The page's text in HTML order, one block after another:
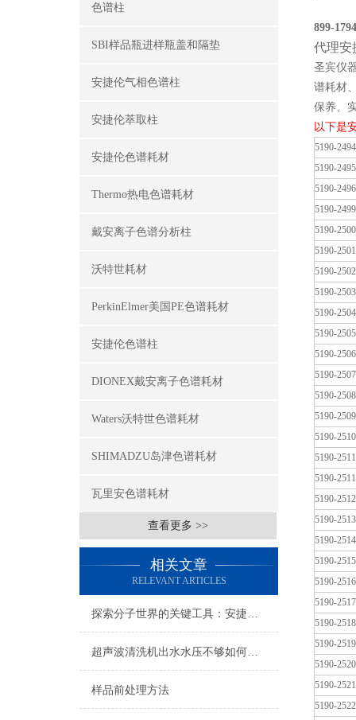
色谱柱
SBI样品瓶进样瓶盖和隔垫
安捷伦气相色谱柱
安捷伦萃取柱
安捷伦色谱耗材
Thermo热电色谱耗材
戴安离子色谱分析柱
沃特世耗材
PerkinElmer美国PE色谱耗材
安捷伦色谱柱
DIONEX戴安离子色谱耗材
Waters沃特世色谱耗材
SHIMADZU岛津色谱耗材
瓦里安色谱耗材
查看更多 >>
相关文章
RELEVANT ARTICLES
探索分子世界的关键工具：安捷伦色谱柱的技术优势与应用
超声波清洗机出水水压不够如何排查
样品前处理方法
899-
代理安
圣宾仪
谱耗材
保养、
以下是
5190-2494
5190-2495
5190-2496
5190-2499
5190-2500
5190-2501
5190-2502
5190-2503
5190-2504
5190-2505
5190-2506
5190-2507
5190-2508
5190-2509
5190-2510
5190-2511
5190-
5190-2512
5190-2513
5190-2514
5190-2515
5190-2516
5190-2517
5190-2518
5190-2519
5190-2520
5190-2521
5190-2522